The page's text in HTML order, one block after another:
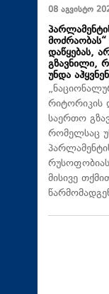
08 აგვისტო
დაწყებას,
გზავნილი,
უნდა აჰყვნენ
რიტორიკის
საერთო
რომელსაც
მისივე